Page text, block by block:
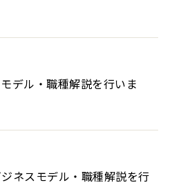
デル・職種解説を行いま
ネスモデル・職種解説を行